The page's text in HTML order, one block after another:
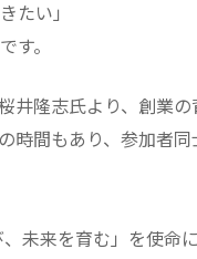
たい」
す。
井隆志氏より、創業
時間もあり、参加者同
未来を育む」を使命